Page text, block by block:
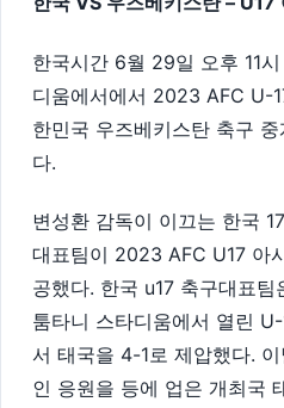
한국시간 6월 29일 오후 11
디움에서에서 2023 AFC U-
한민국 우즈베키스탄 축구
다.
변성환 감독이 이끄는 한국
대표팀이 2023 AFC U17 아
공했다. 한국 u17 축구대표
툼타니 스타디움에서 열린
서 태국을 4-1로 제압했다.
인 응원을 등에 업은 개최국